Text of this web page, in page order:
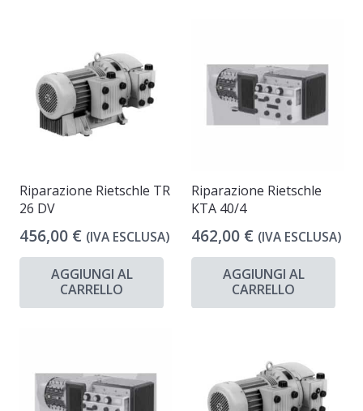
Riparazione Rietschle TR
26 DV
456,00 € (IVA ESCLUSA)
AGGIUNGI AL
CARRELLO
Riparazione Rietschle
KTA 40/4
462,00 € (IVA ESCLUSA)
AGGIUNGI AL
CARRELLO